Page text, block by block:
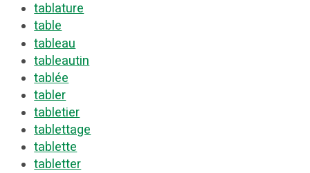
tablature
table
tableau
tableautin
tablée
tabler
tabletier
tablettage
tablette
tabletter